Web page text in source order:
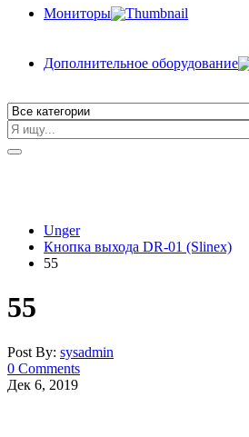
Мониторы
Дополнительное оборудование
Unger
Кнопка выхода DR-01 (Slinex)
55
55
Post By: sysadmin
0 Comments
Дек 6, 2019